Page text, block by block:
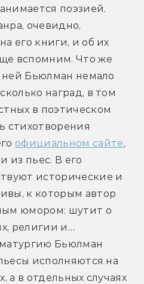
поэзией.
очевидно,
его книги, и об их
вспомним. Что же
ней Бьюлман немало
наград, в том
в поэтическом
стихотворения
официальном сайте,
из пьес. В его
исторические и
к которым автор
юмором: шутит о
религии и…
Бьюлман
исполняются на
а в отдельных случаях